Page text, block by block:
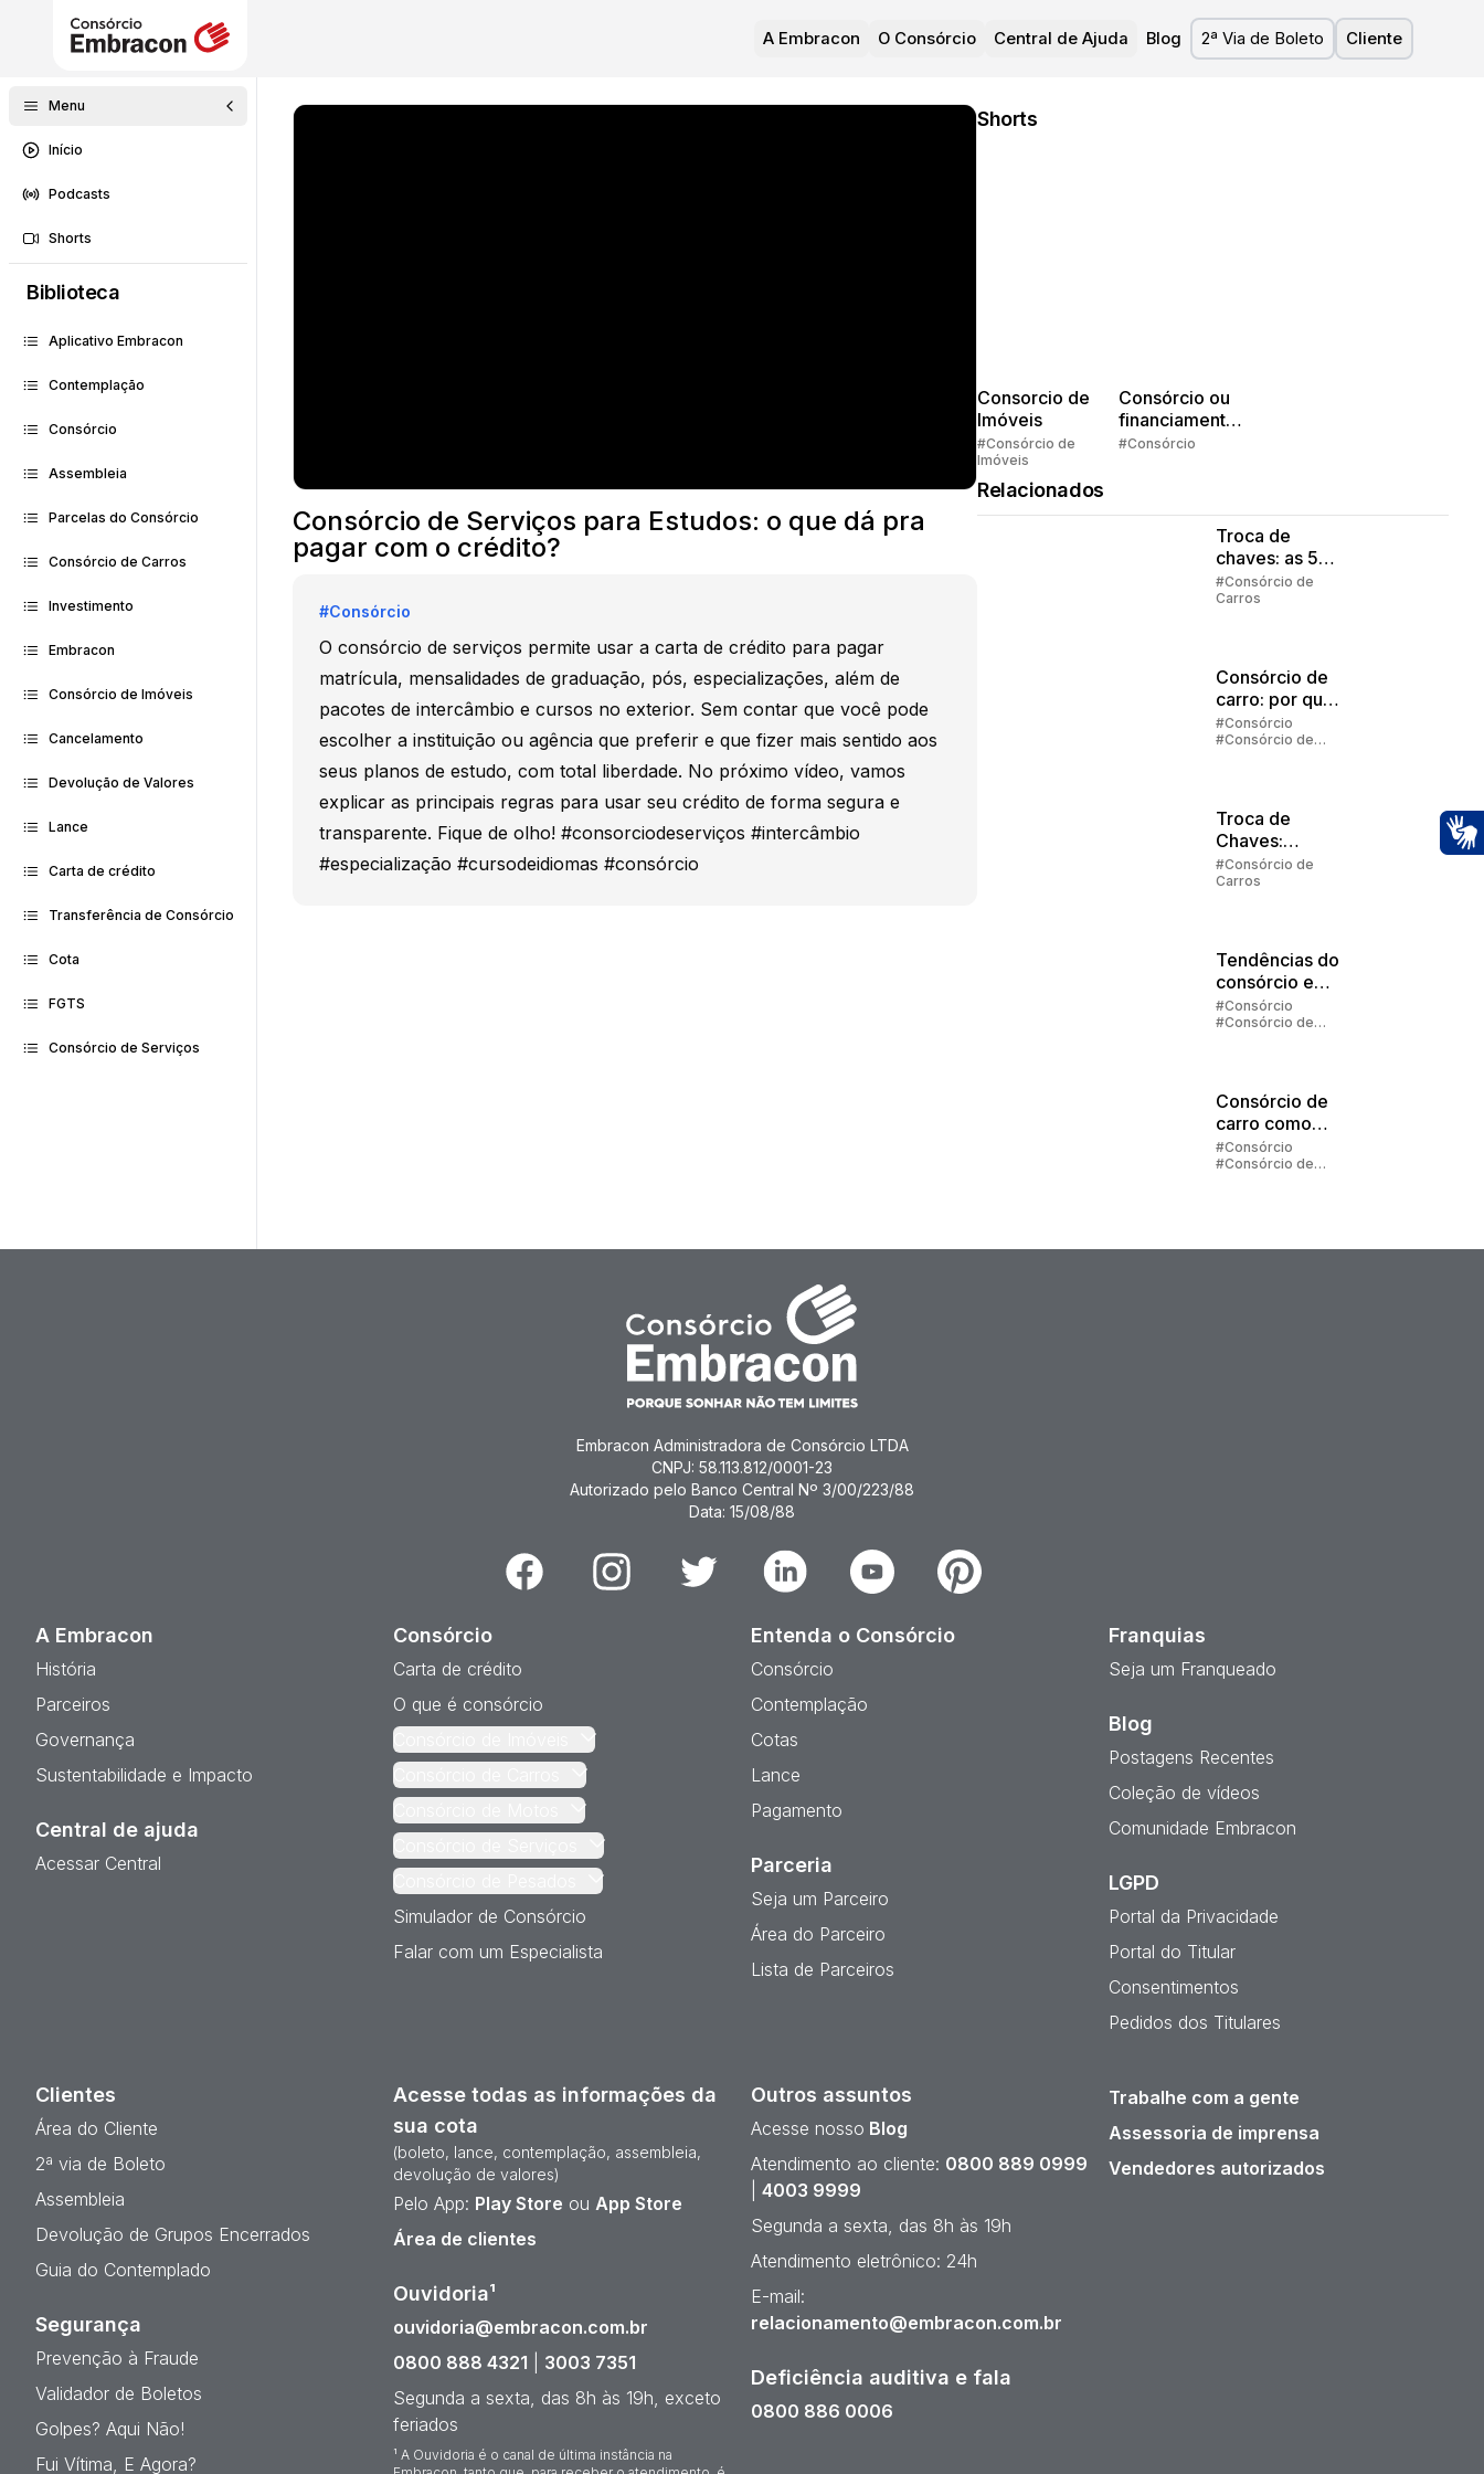
A Embracon O Consórcio Central de Ajuda Blog 2ª Via de Boleto Cliente
Menu
Início
Podcasts
Shorts
Biblioteca
Aplicativo Embracon
Contemplação
Consórcio
Assembleia
Parcelas do Consórcio
Consórcio de Carros
Investimento
Embracon
Consórcio de Imóveis
Cancelamento
Devolução de Valores
Lance
Carta de crédito
Transferência de Consórcio
Cota
FGTS
Consórcio de Serviços
Consórcio de Serviços para Estudos: o que dá pra
pagar com o crédito?
#Consórcio
O consórcio de serviços permite usar a carta de crédito para pagar
matrícula, mensalidades de graduação, pós, especializações, além de
pacotes de intercâmbio e cursos no exterior. Sem contar que você pode
escolher a instituição ou agência que preferir e que fizer mais sentido aos
seus planos de estudo, com total liberdade. No próximo vídeo, vamos
explicar as principais regras para usar seu crédito de forma segura e
transparente. Fique de olho! #consorciodeserviços #intercâmbio
#especialização #cursodeidiomas #consórcio
Shorts
Consorcio de
Imóveis
#Consórcio de
Imóveis
Consórcio ou
financiamento?
Quem pensa
#Consórcio
Relacionados
Troca de
chaves: as 5
regras
principais
#Consórcio de
Carros
Consórcio de
carro: por que
vale a pena
investir?
#Consórcio
#Consórcio de
Troca de
Chaves:
Entenda como
funciona
#Consórcio de
Carros
Tendências do
consórcio em
2025
#Consórcio
#Consórcio de
Consórcio de
carro como
presente
#Consórcio
#Consórcio de
Embracon Administradora de Consórcio LTDA
CNPJ: 58.113.812/0001-23
Autorizado pelo Banco Central Nº 3/00/223/88
Data: 15/08/88
Facebook Instagram Twitter Linkedin Youtube Pinterest
A Embracon
História
Parceiros
Governança
Sustentabilidade e Impacto
Central de ajuda
Acessar Central
Consórcio
Carta de crédito
O que é consórcio
Simulador de Consórcio
Falar com um Especialista
Entenda o Consórcio
Consórcio
Contemplação
Cotas
Lance
Pagamento
Parceria
Seja um Parceiro
Área do Parceiro
Lista de Parceiros
Franquias
Seja um Franqueado
Blog
Postagens Recentes
Coleção de vídeos
Comunidade Embracon
LGPD
Portal da Privacidade
Portal do Titular
Consentimentos
Pedidos dos Titulares
Clientes
Área do Cliente
2ª via de Boleto
Assembleia
Devolução de Grupos Encerrados
Guia do Contemplado
Segurança
Prevenção à Fraude
Validador de Boletos
Golpes? Aqui Não!
Fui Vítima, E Agora?
Acesse todas as informações da
sua cota
(boleto, lance, contemplação, assembleia,
devolução de valores)
Pelo App: Play Store ou App Store
Área de clientes
Ouvidoria¹
ouvidoria@embracon.com.br
0800 888 4321
3003 7351
Segunda a sexta, das 8h às 19h, exceto
feriados
¹ A Ouvidoria é o canal de última instância na
Outros assuntos
Acesse nosso Blog
Atendimento ao cliente: 0800 889 0999
4003 9999
Segunda a sexta, das 8h às 19h
Atendimento eletrônico: 24h
E-mail:
relacionamento@embracon.com.br
Deficiência auditiva e fala
0800 886 0006
Trabalhe com a gente
Assessoria de imprensa
Vendedores autorizados